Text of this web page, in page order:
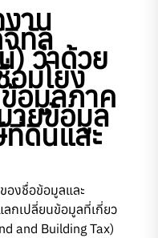
าน
ทัล
) ว่าด้วย
อมโยง
อมูลภาค
ายข้อมูล
ดินและ
งชื่อข้อมูลและ
ลกเปลี่ยนข้อมูลที่เกี่ยว
and Building Tax)